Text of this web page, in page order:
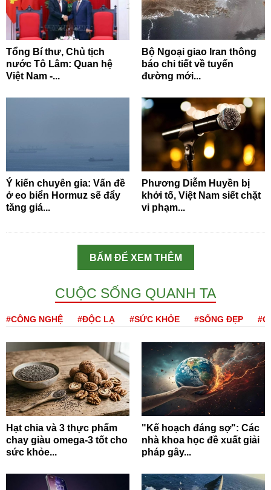
Tổng Bí thư, Chủ tịch
nước Tô Lâm: Quan hệ
Việt Nam -...
Bộ Ngoại giao Iran thông
báo chi tiết về tuyến
đường mới...
Ý kiến chuyên gia: Vấn đề
ở eo biển Hormuz sẽ đẩy
tăng giá...
Phương Diễm Huyền bị
khởi tố, Việt Nam siết chặt
vi phạm...
BẤM ĐỂ XEM THÊM
CUỘC SỐNG QUANH TA
#CÔNG NGHỆ #ĐỘC LẠ #SỨC KHỎE #SỐNG ĐẸP
Hạt chia và 3 thực phẩm
chay giàu omega-3 tốt cho
sức khỏe...
"Kế hoạch đáng sợ": Các
nhà khoa học đề xuất giải
pháp gây...